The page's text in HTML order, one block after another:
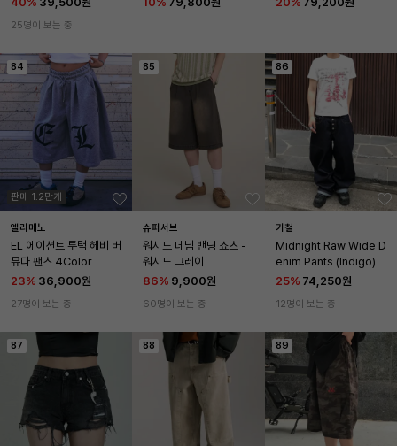
25명이 보는 중
84
판매 1.2만개
엘리메노
EL 에이션트 투턱 헤비 버
뮤다 팬츠 4Color
23% 36,900원
27명이 보는 중
85
슈퍼서브
워시드 데님 밴딩 쇼츠 -
워시드 그레이
86% 9,900원
60명이 보는 중
86
기철
Midnight Raw Wide D
enim Pants (Indigo)
25% 74,250원
12명이 보는 중
87 88 89